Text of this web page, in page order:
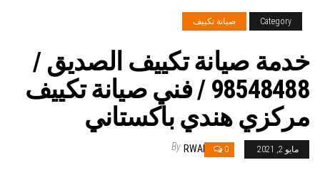
Category صيانة تكييف
خدمة صيانة تكييف الصديق /
98548488 / فني صيانة تكييف
مركزي هندي باكستاني
مايو 2, 2021 0
By RWAN